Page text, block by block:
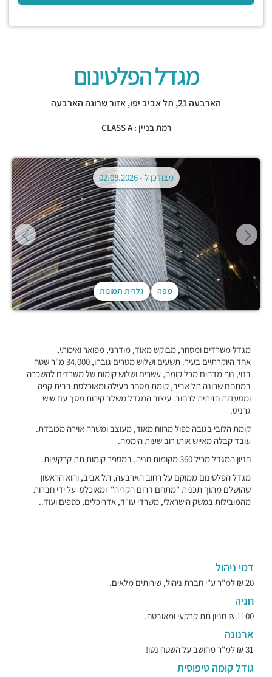
מגדל הפלטינום
הארבעה 21, תל אביב יפו,אזור שרונה הארבעה
רמת בניין : CLASS A
מפה גלרית תמונות
מצודכן ל -02.08.2026
מגדל משרדים ומסחר, מבוקש מאוד, מודרני, מפואר ואיכותי,
אחד היוקרתיים בעיר. תשעים ושלוש מטרים גובהו, 34,000 מ"ר שטח
בנוי, נוף מדהים מכל קומה, עשרים ושלוש קומות של משרדים להשכרה
במתחם שרונה תל אביב, קומת מסחר פעילה ומאוכלסת בבית קפה
ומסעדות חזיתית לרחוב. עיצוב המגדל משלב קירות מסך עם שיש
גרניט.
קומת הלובי בגובה כפול מרווח מאוד, מעוצב ומשרה אוירה מכובדת.
עובד קבלה מאייש אותו רוב שעות היממה.
חניון המגדל מכיל 360 מקומות חניה, במספר קומות תת קרקעיות.
מגדל הפלטינום ממוקם על רחוב הארבעה, תל אביב, והוא הראשון
שהושלם מתוך תכנית "מתחם דרום הקריה" ומאוכלס על ידי חברות
מהמובילות במשק הישראלי, משרדי עו"ד, אדריכלים, כספים ועוד..
דמי ניהול
20 ₪ למ"ר ע"י חברת ניהול, שירותים מלאים.
חניה
1100 ₪ חניון תת קרקעי ומאובטח.
ארנונה
31 ₪ למ"ר מחושב על השטח נטו!
גודל קומה טיפוסית